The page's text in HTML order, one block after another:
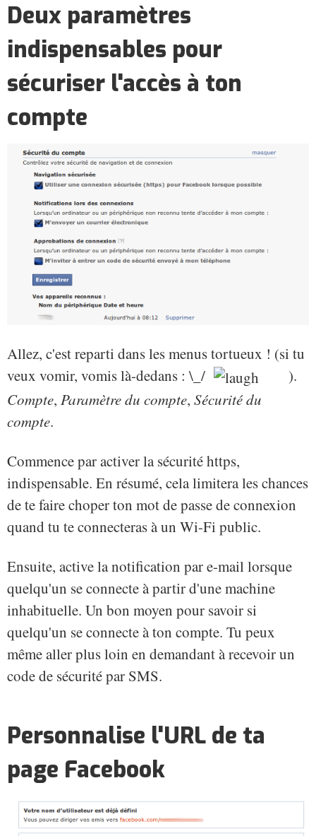
Deux paramètres
indispensables pour
sécuriser l'accès à ton
compte
Allez, c'est reparti dans les menus tortueux ! (si tu
veux vomir, vomis là-dedans : \_/
).
Compte, Paramètre du compte, Sécurité du
compte.
Commence par activer la sécurité https,
indispensable. En résumé, cela limitera les chances
de te faire choper ton mot de passe de connexion
quand tu te connecteras à un Wi-Fi public.
Ensuite, active la notification par e-mail lorsque
quelqu'un se connecte à partir d'une machine
inhabituelle. Un bon moyen pour savoir si
quelqu'un se connecte à ton compte. Tu peux
même aller plus loin en demandant à recevoir un
code de sécurité par SMS.
Personnalise l'URL de ta
page Facebook